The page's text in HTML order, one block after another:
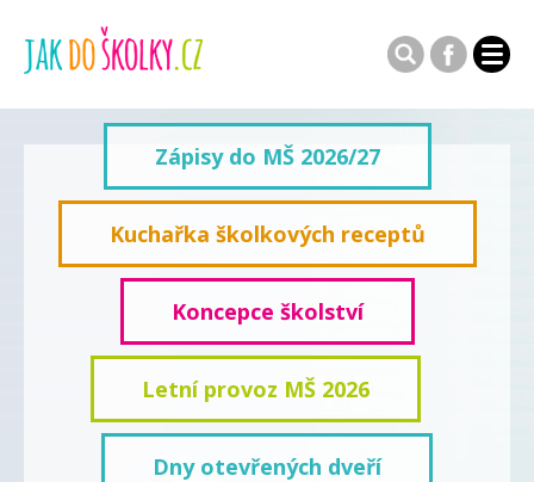
Zápisy do MŠ 2026/27
Kuchařka školkových receptů
Koncepce školství
Letní provoz MŠ 2026
Dny otevřených dveří